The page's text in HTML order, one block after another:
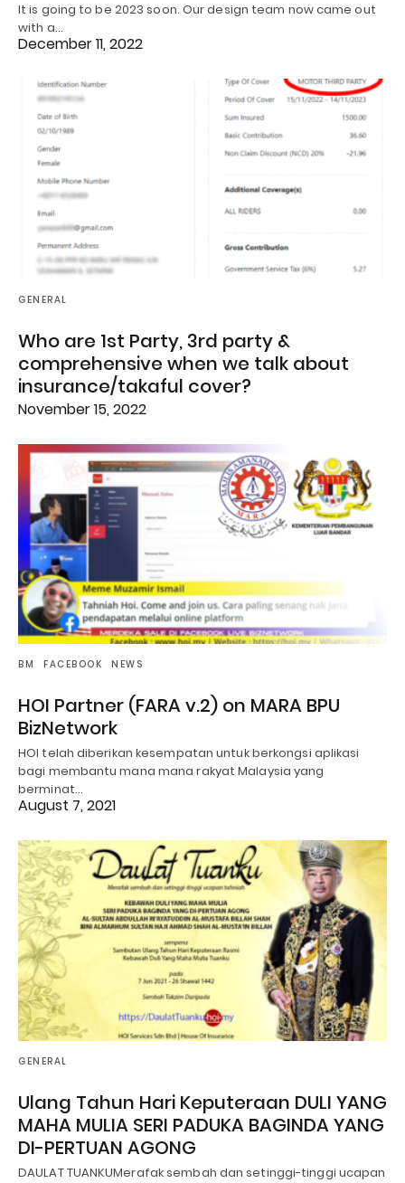
It is going to be 2023 soon. Our design team now came out
with a…
December 11, 2022
GENERAL
Who are 1st Party, 3rd party &
comprehensive when we talk about
insurance/takaful cover?
November 15, 2022
BM FACEBOOK NEWS
HOI Partner (FARA v.2) on MARA BPU
BizNetwork
HOI telah diberikan kesempatan untuk berkongsi aplikasi
bagi membantu mana mana rakyat Malaysia yang
berminat…
August 7, 2021
GENERAL
Ulang Tahun Hari Keputeraan DULI YANG
MAHA MULIA SERI PADUKA BAGINDA YANG
DI-PERTUAN AGONG
DAULAT TUANKUMerafak sembah dan setinggi-tinggi ucapan